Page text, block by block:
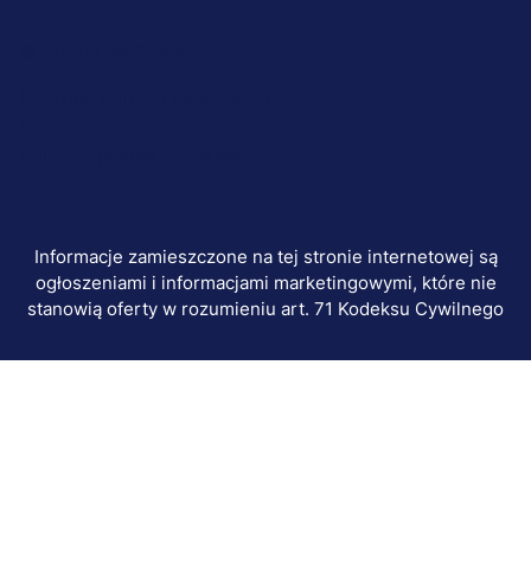
Informacje zamieszczone na tej stronie internetowej są
ogłoszeniami i informacjami marketingowymi, które nie
stanowią oferty w rozumieniu art. 71 Kodeksu Cywilnego